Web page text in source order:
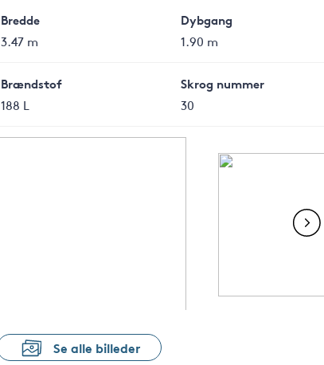
Bredde
3.47 m
Dybgang
1.90 m
Brændstof
188 L
Skrog nummer
30
Se alle billeder